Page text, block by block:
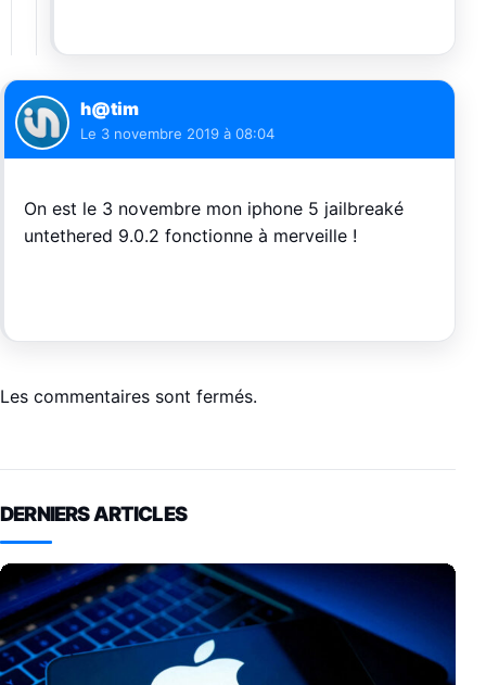
h@tim
Le 3 novembre 2019 à 08:04
On est le 3 novembre mon iphone 5 jailbreaké
untethered 9.0.2 fonctionne à merveille !
Les commentaires sont fermés.
DERNIERS ARTICLES